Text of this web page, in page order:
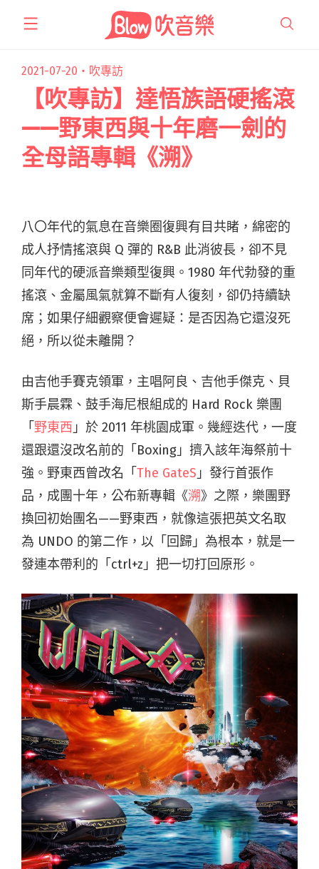
2021-07-20・ 吹專訪
【吹專訪】達悟族語硬搖滾
——野東西與十年磨一劍的
全母語專輯《溯》
八〇年代的氣息在音樂圈復興有目共睹，綿密的
成人抒情搖滾與 Q 彈的 R&B 此消彼長，卻不見
同年代的硬派音樂類型復興。1980 年代勃發的重
搖滾、金屬風氣就算不斷有人復刻，卻仍持續缺
席；如果仔細觀察便會遲疑：是否因為它還沒死
絕，所以從未離開？
由吉他手賽克領軍，主唱阿良、吉他手傑克、貝
斯手晨霖、鼓手海尼根組成的 Hard Rock 樂團
「 野東西 」於 2011 年桃園成軍。幾經迭代，一度
還跟還沒改名前的「Boxing」擠入該年海祭前十
強。野東西曾改名「 The GateS 」發行首張作
品，成團十年，公布新專輯《溯》之際，樂團野
換回初始團名——野東西，就像這張把英文名取
為 UNDO 的第二作，以「回歸」為根本，就是一
發連本帶利的「ctrl+z」把一切打回原形。